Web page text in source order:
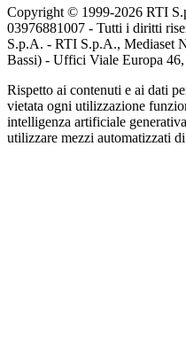
Copyright © 1999-2026 RTI
03976881007 - Tutti i diritti
S.p.A. - RTI S.p.A., Mediaset
Bassi) - Uffici Viale Europa
Rispetto ai contenuti e ai dati
vietata ogni utilizzazione
intelligenza artificiale
utilizzare mezzi automatizzati